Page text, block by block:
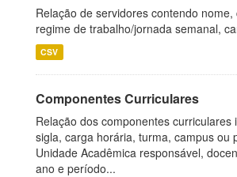
Relação de servidores contendo
regime de trabalho/jornada semanal,
CSV
Componentes Curriculares
Relação dos componentes curriculares
sigla, carga horária, turma, campus ou
Unidade Acadêmica responsável,
ano e período...